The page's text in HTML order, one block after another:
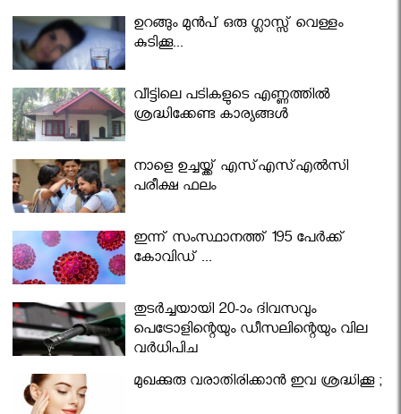
ഉറങ്ങും മുന്‍പ് ഒരു ഗ്ലാസ്സ് വെള്ളം
കുടിക്കൂ...
വീട്ടിലെ പടികളുടെ എണ്ണത്തിൽ
ശ്രദ്ധിക്കേണ്ട കാര്യങ്ങൾ
നാളെ ഉച്ചയ്ക്ക് എസ്എസ്എല്‍സി
പരീക്ഷ ഫലം
ഇന്ന് സംസ്ഥാനത്ത് 195 പേര്‍ക്ക്
കോവിഡ് ...
തുടർച്ചയായി 20-ാം ദിവസവും
പെട്രോളിന്റെയും ഡീസലിന്റെയും വില
വര്‍ധിപ്പിച്ചു
മുഖക്കുരു വരാതിരിക്കാന്‍ ഇവ ശ്രദ്ധിക്കൂ ;